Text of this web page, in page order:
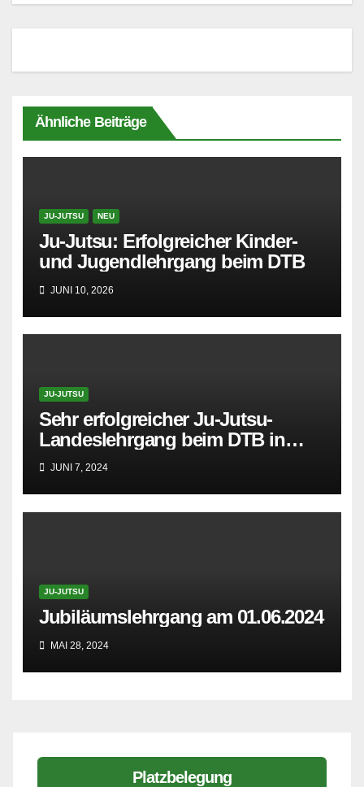
Ähnliche Beiträge
JU-JUTSU NEU
Ju-Jutsu: Erfolgreicher Kinder-
und Jugendlehrgang beim DTB
JUNI 10, 2026
JU-JUTSU
Sehr erfolgreicher Ju-Jutsu-
Landeslehrgang beim DTB in
Delmenhorst
JUNI 7, 2024
JU-JUTSU
Jubiläumslehrgang am 01.06.2024
MAI 28, 2024
Platzbelegung